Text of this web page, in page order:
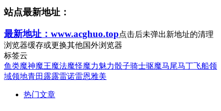
站点最新地址：
最新地址：www.acghuo.top点击后未弹出新地址的清理
浏览器缓存或更换其他国外浏览器
标签云
鱼类魔神魔王魔法魔怪魔力魅力骰子骑士驱魔马尾马丁飞船领
域领地青田 露露雷诺雷恩雅美
热门文章